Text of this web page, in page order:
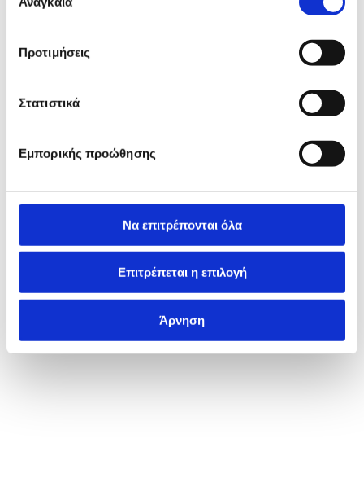
συγκατάθεσης
Προτιμήσεις
Στατιστικά
Εμπορικής προώθησης
Να επιτρέπονται όλα
Επιτρέπεται η επιλογή
Άρνηση